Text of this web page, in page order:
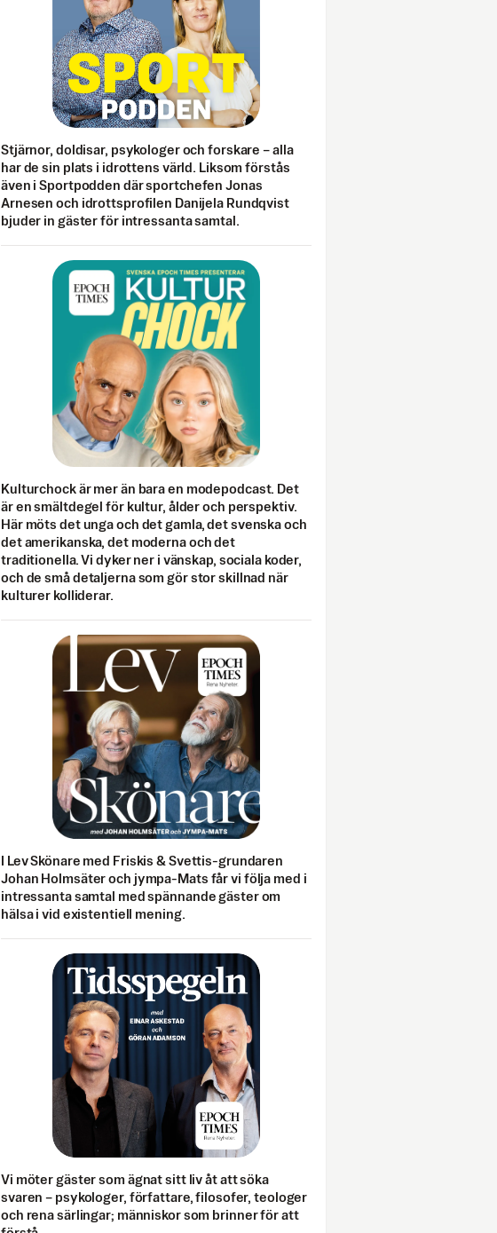
Stjärnor, doldisar, psykologer och forskare – alla
har de sin plats i idrottens värld. Liksom förstås
även i Sportpodden där sportchefen Jonas
Arnesen och idrottsprofilen Danijela Rundqvist
bjuder in gäster för intressanta samtal.
Kulturchock är mer än bara en modepodcast. Det
är en smältdegel för kultur, ålder och perspektiv.
Här möts det unga och det gamla, det svenska och
det amerikanska, det moderna och det
traditionella. Vi dyker ner i vänskap, sociala koder,
och de små detaljerna som gör stor skillnad när
kulturer kolliderar.
I Lev Skönare med Friskis & Svettis-grundaren
Johan Holmsäter och jympa-Mats får vi följa med i
intressanta samtal med spännande gäster om
hälsa i vid existentiell mening.
Vi möter gäster som ägnat sitt liv åt att söka
svaren – psykologer, författare, filosofer, teologer
och rena särlingar; människor som brinner för att